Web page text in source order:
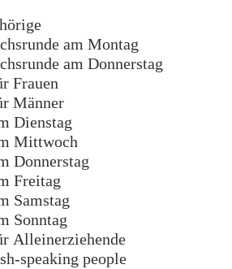
am Montag
am Donnerstag
Frauen
Männer
Dienstag
Mittwoch
Donnerstag
Freitag
Samstag
Sonntag
Alleinerziehende
speaking people